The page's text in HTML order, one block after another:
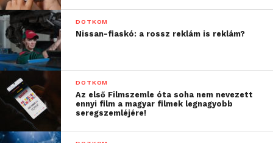
élményeketmásokkal. Többségük a
családnak és a barátoknak (59%) számol
be, míg 35%-uk közvetlenül felkeresi az
adott céget, hogy esélyt adjon a
kárpótlásra.
Arra a kérdésre, hogy milyen egyéb
szituációhoz hasonlítanák leginkább az
ügyfélszolgálatokkal kapcsolatos
élményeiket, a válaszadók 18%-a a
DOTKOM
Nissan-fiaskó: a rossz reklám is reklám?
DOTKOM
Az első Filmszemle óta soha nem nevezett
ennyi film a magyar filmek legnagyobb
seregszemléjére!